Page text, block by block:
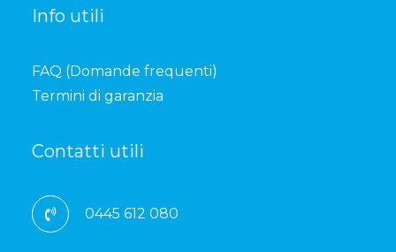
Info utili
FAQ (Domande frequenti)
Termini di garanzia
Contatti utili
0445 612 080